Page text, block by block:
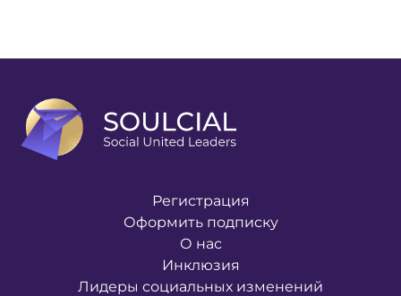
Регистрация
Оформить подписку
О нас
Инклюзия
Лидеры социальных изменений